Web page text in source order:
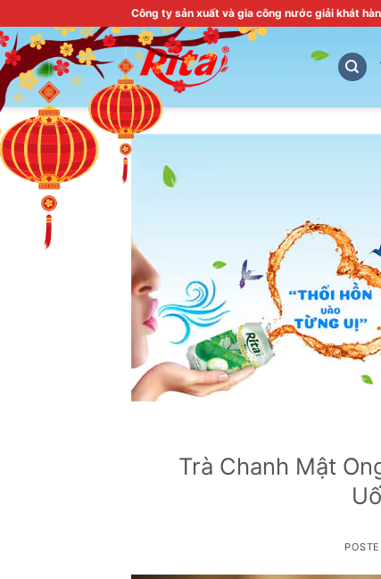
to
content
Công ty sản xuất và gia công nước giải khát
Trà Chanh Mật